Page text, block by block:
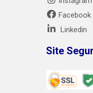
Facebook
Linkedin
Site